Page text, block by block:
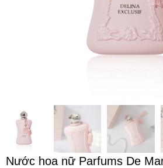
Nước hoa nữ Parfums De